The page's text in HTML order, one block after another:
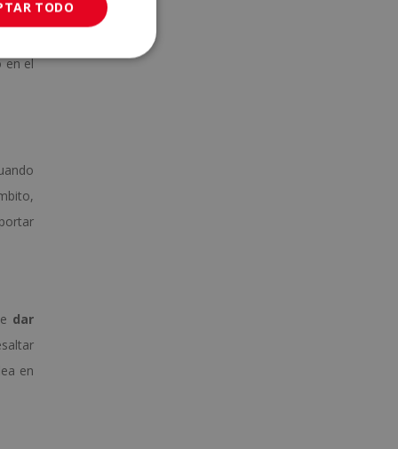
en el
dar
en
TODO